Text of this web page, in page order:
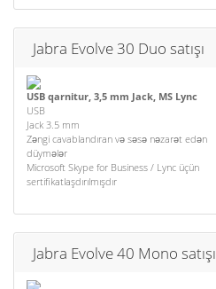
Jabra Evolve 30 Duo satışı
USB qarnitur, 3,5 mm Jack, MS Lync
USB
Jack 3.5 mm
Zəngi cavablandıran və səsə nəzarət edən
düymələr
Microsoft Skype for Business / Lync üçün
sertifikatlaşdırılmışdır
Jabra Evolve 40 Mono satışı